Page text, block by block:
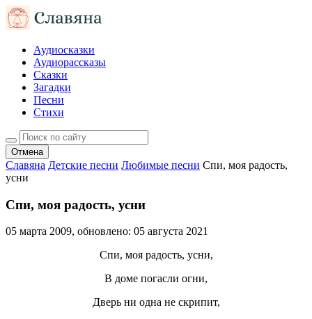
Аудиосказки
Аудиорассказы
Сказки
Загадки
Песни
Стихи
Отмена
Славяна Детские песни Любимые песни Спи, моя радость,
усни
Спи, моя радость, усни
05 марта 2009, обновлено: 05 августа 2021
Спи, моя радость, усни,
В доме погасли огни,
Дверь ни одна не скрипит,